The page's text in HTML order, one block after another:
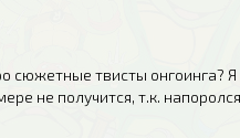
сюжетные твисты онгоинга?
не получится, т.к.